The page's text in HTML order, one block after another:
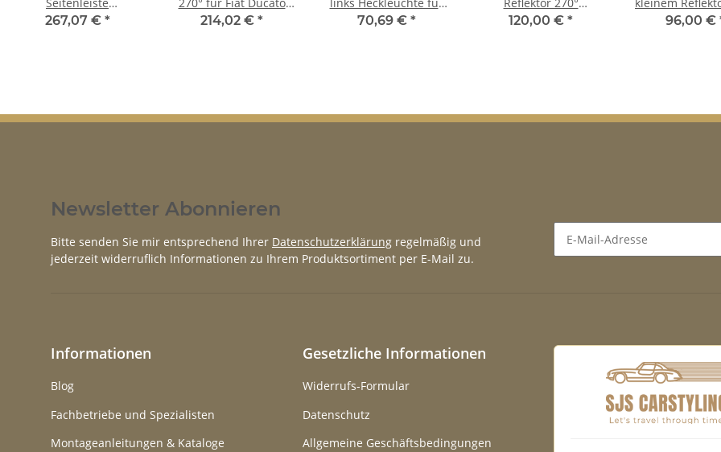
Heckleuchte Satz für
267,07 € *
2006 - 2018 links
214,02 € *
Fiat Ducato 2006 - 2018
70,69 € *
Türöffnung für Fiat
120,00 € *
Türöffnung für Fiat
96,00 €
Newsletter Abonnieren
Bitte senden Sie mir entsprechend Ihrer Datenschutzerklärung regelmäßig und
jederzeit widerruflich Informationen zu Ihrem Produktsortiment per E-Mail zu.
Informationen
Blog
Fachbetriebe und Spezialisten
Montageanleitungen & Kataloge
Gesetzliche Informationen
Widerrufs-Formular
Datenschutz
Allgemeine Geschäftsbedingungen